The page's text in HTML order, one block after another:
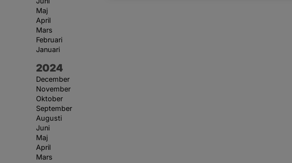
Maj
April
Mars
Februari
Januari
År:
2024
December
November
Oktober
September
Augusti
Juni
Maj
April
Mars